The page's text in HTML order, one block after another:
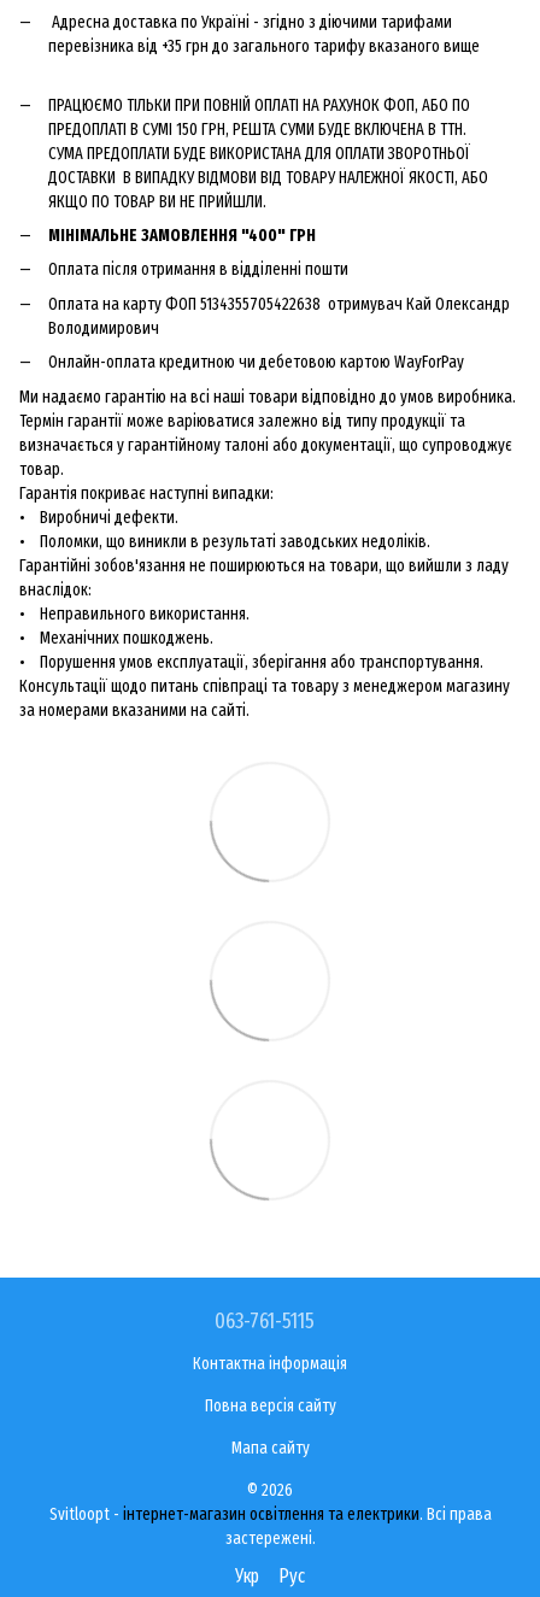
Адресна доставка по Україні - згідно з діючими тарифами
перевізника від +35 грн до загального тарифу вказаного вище
ПРАЦЮЄМО ТІЛЬКИ ПРИ ПОВНІЙ ОПЛАТІ НА РАХУНОК ФОП, АБО ПО
ПРЕДОПЛАТІ В СУМІ 150 ГРН, РЕШТА СУМИ БУДЕ ВКЛЮЧЕНА В ТТН.
СУМА ПРЕДОПЛАТИ БУДЕ ВИКОРИСТАНА ДЛЯ ОПЛАТИ ЗВОРОТНЬОЇ
ДОСТАВКИ В ВИПАДКУ ВІДМОВИ ВІД ТОВАРУ НАЛЕЖНОЇ ЯКОСТІ, АБО
ЯКЩО ПО ТОВАР ВИ НЕ ПРИЙШЛИ.
МІНІМАЛЬНЕ ЗАМОВЛЕННЯ "400" ГРН
Оплата після отримання в відділенні пошти
Оплата на карту ФОП 5134355705422638 отримувач Кай Олександр
Володимирович
Онлайн-оплата кредитною чи дебетовою картою WayForPay
Ми надаємо гарантію на всі наші товари відповідно до умов виробника.
Термін гарантії може варіюватися залежно від типу продукції та
визначається у гарантійному талоні або документації, що супроводжує
товар.
Гарантія покриває наступні випадки:
• Виробничі дефекти.
• Поломки, що виникли в результаті заводських недоліків.
Гарантійні зобов'язання не поширюються на товари, що вийшли з ладу
внаслідок:
• Неправильного використання.
• Механічних пошкоджень.
• Порушення умов експлуатації, зберігання або транспортування.
Консультації щодо питань співпраці та товару з менеджером магазину
за номерами вказаними на сайті.
063-761-5115
Контактна інформація
Повна версія сайту
Мапа сайту
© 2026
Svitloopt - інтернет-магазин освітлення та електрики. Всі права
застережені.
Укр Рус